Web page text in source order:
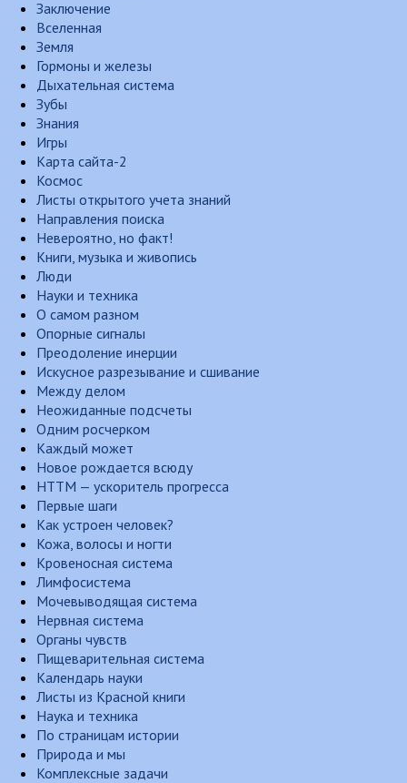
Заключение
Вселенная
Земля
Гормоны и железы
Дыхательная система
Зубы
Знания
Игры
Карта сайта-2
Космос
Листы открытого учета знаний
Направления поиска
Невероятно, но факт!
Книги, музыка и живопись
Люди
Науки и техника
О самом разном
Опорные сигналы
Преодоление инерции
Искусное разрезывание и сшивание
Между делом
Неожиданные подсчеты
Одним росчерком
Каждый может
Новое рождается всюду
НТТМ — ускоритель прогресса
Первые шаги
Как устроен человек?
Кожа, волосы и ногти
Кровеносная система
Лимфосистема
Мочевыводящая система
Нервная система
Органы чувств
Пищеварительная система
Календарь науки
Листы из Красной книги
Наука и техника
По страницам истории
Природа и мы
Комплексные задачи